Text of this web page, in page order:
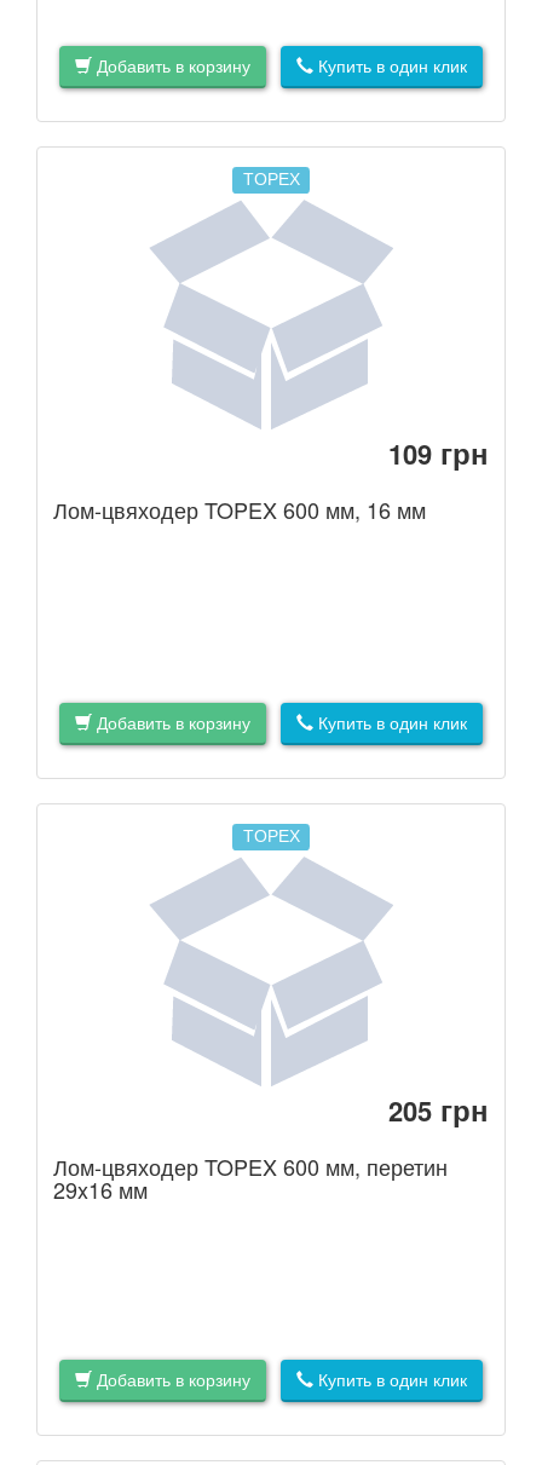
Добавить в корзину Купить в один клик
TOPEX
109 грн
Лом-цвяходер TOPEX 600 мм, 16 мм
Добавить в корзину Купить в один клик
TOPEX
205 грн
Лом-цвяходер TOPEX 600 мм, перетин
29x16 мм
Добавить в корзину Купить в один клик